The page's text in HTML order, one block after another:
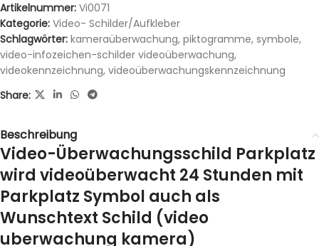
Artikelnummer: Vi0071
Kategorie: Video- Schilder/Aufkleber
Schlagwörter: kameraüberwachung, piktogramme, symbole,
video-infozeichen-schilder videoüberwachung,
videokennzeichnung, videoüberwachungskennzeichnung
Share:
Beschreibung
Video-Überwachungsschild Parkplatz
wird videoüberwacht 24 Stunden mit
Parkplatz Symbol auch als
Wunschtext Schild (video
uberwachung kamera)